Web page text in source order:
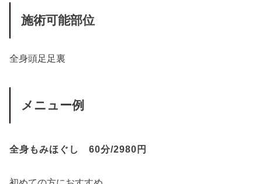
施術可能部位
全身頭足 足裏
メニュー例
全身もみほぐし 60分/2980円